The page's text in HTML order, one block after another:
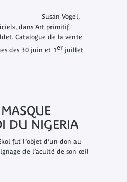
Vogel,
dans Art primitif.
. Catalogue de la vente
des 30 juin et 1er juillet
DU NIGERIA
fut l’objet d’un don au
de l’acuité de son œil